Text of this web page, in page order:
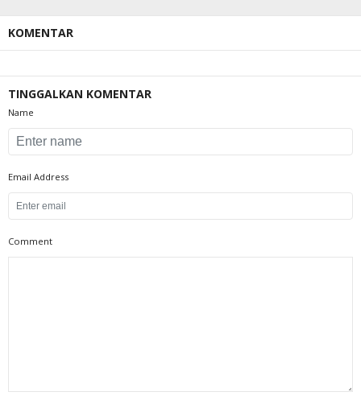
KOMENTAR
TINGGALKAN KOMENTAR
Name
Email Address
Comment